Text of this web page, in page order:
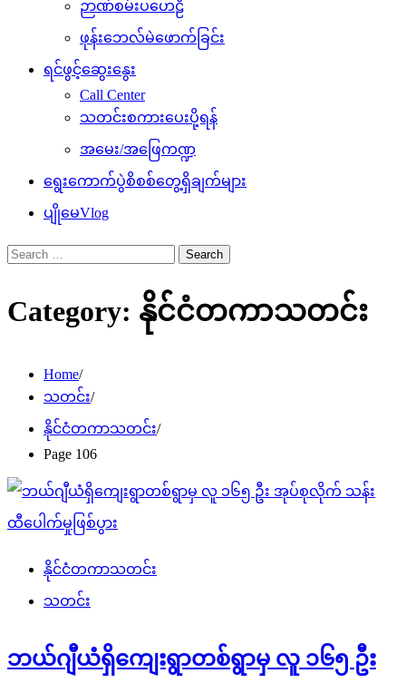
ဉာဏ်စမ်းပဟေဠိ
ဖုန်းဘေလ်မဲဖောက်ခြင်း
ရင်ဖွင့်ဆွေးနွေး
Call Center
သတင်းစကားပေးပို့ရန်
အမေး/အဖြေကဏ္ဍ
ရွေးကောက်ပွဲစိစစ်တွေ့ရှိချက်များ
ပျိုမေVlog
Search
for:
Category: နိုင်ငံတကာသတင်း
Home
သတင်း
နိုင်ငံတကာသတင်း
Page 106
နိုင်ငံတကာသတင်း
သတင်း
ဘယ်ဂျီယံရှိကျေးရွာတစ်ရွာမှ လူ ၁၆၅ ဦး